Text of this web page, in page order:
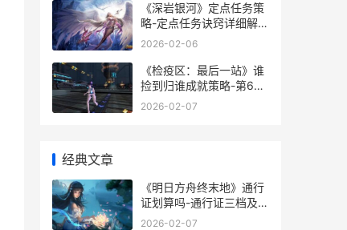
《深岩银河》定点任务策
略-定点任务诀窍详细解答
深岩银河剧情
2026-02-06
《检疫区：最后一站》谁
捡到归谁成就策略-第6天
没收违禁品方式详细解答
2026-02-07
经典文章
《明日方舟终末地》通行
证划算吗-通行证三档及性
价比解析 明日方舟终末地
2026-02-07